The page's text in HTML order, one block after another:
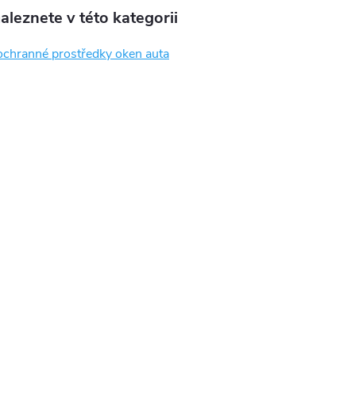
v této kategorii
prostředky oken auta